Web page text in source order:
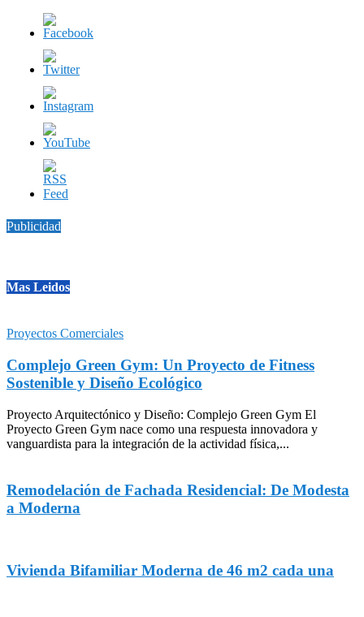
Publicidad
Mas Leidos
Proyectos Comerciales
Complejo Green Gym: Un Proyecto de Fitness
Sostenible y Diseño Ecológico
Proyecto Arquitectónico y Diseño: Complejo Green Gym El
Proyecto Green Gym nace como una respuesta innovadora y
vanguardista para la integración de la actividad física,...
Remodelación de Fachada Residencial: De Modesta
a Moderna
Vivienda Bifamiliar Moderna de 46 m2 cada una